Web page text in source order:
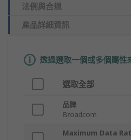
法例與合規
產品詳細資訊
透過選取一個或多個屬性
選取全部
品牌
Broadcom
Maximum Data